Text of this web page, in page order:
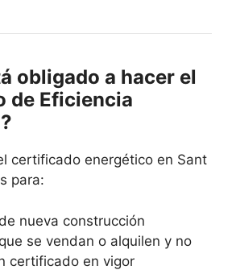
obligado a hacer el
de Eficiencia
certificado energético en Sant
para:
nueva construcción
se vendan o alquilen y no
certificado en vigor